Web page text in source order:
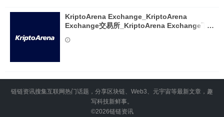
KriptoArena Exchange_KriptoArena
Exchange交易所_KriptoArena Exchange下
链链资讯搜集互联网热门话题，分享区块链、Web3、元宇宙等最新文章，趣
写科技新鲜事。
©2026链链资讯